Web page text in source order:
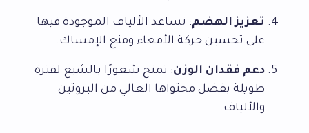
تعزيز الهضم: تساعد الألياف الموجودة فيها
على تحسين حركة الأمعاء ومنع الإمساك.
دعم فقدان الوزن: تمنح شعورًا بالشبع لفترة
طويلة بفضل محتواها العالي من البروتين
والألياف.